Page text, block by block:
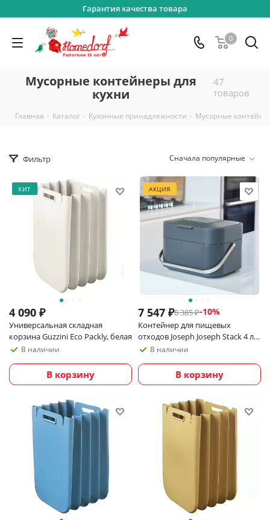
Гарантия качества товара
0
Мусорные контейнеры для
кухни
47
товаров
Главная - Каталог - Кухонные принадлежности - Мусорные
Фильтр Сначала популярные
ХИТ
4 090 ₽
Универсальная складная
корзина Guzzini Eco Packly, белая
В наличии
В корзину
АКЦИЯ
7 547 ₽8 385₽-10%
Контейнер для пищевых
отходов Joseph Joseph Stack 4 л,
графит
В наличии
В корзину